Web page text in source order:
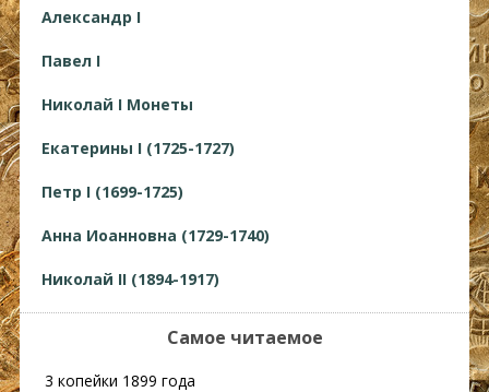
Александр I
Павел I
Николай I Монеты
Екатерины I (1725-1727)
Петр I (1699-1725)
Анна Иоанновна (1729-1740)
Николай II (1894-1917)
Самое читаемое
3 копейки 1899 года